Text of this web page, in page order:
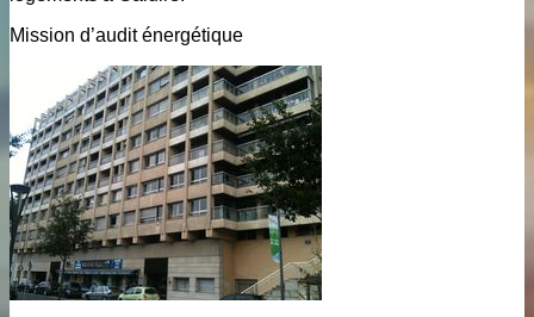
Mission d’audit énergétique